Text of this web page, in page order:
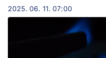
2025. 06. 11. 07:00